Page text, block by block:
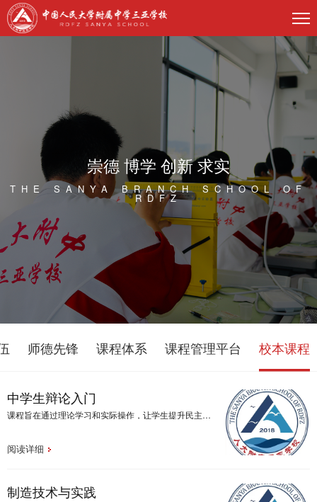
崇德 博学 创新 求实
THE SANYA BRANCH SCHOOL OF
RDFZ
师德先锋 课程体系 课程管理平台 校本课程
中学生辩论入门
课程旨在通过理论学习和实际操作，让学生提升民主参与的能力、培养求职的能力与兴趣、接触与整合多元知识、提升批判思考的能力、提升口语传播能力，以此培养学生的交际沟通和思维能力。
阅读详细
制造技术与实践